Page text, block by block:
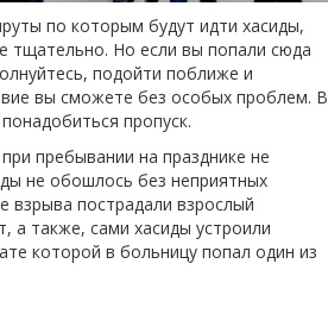
по которым будут идти хасиды,
тщательно. Но если вы попали сюда
подойти поближе и
вы сможете без особых проблем. В
пропуск.
пребывании на празднике не
не обошлось без неприятных
взрыва пострадали взрослый
а также, сами хасиды устроили
которой в больницу попал один из